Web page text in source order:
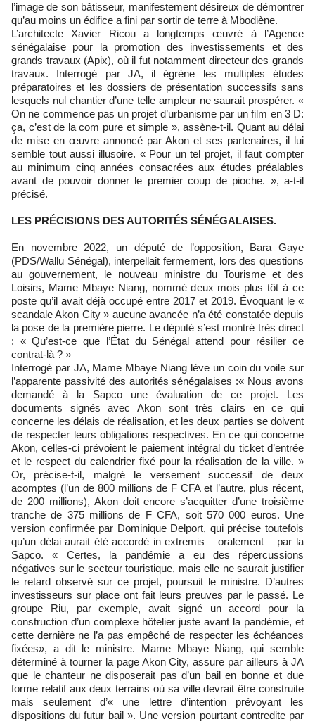
l’image de son bâtisseur, manifestement désireux de démontrer
qu’au moins un édifice a fini par sortir de terre à Mbodiène.
L’architecte Xavier Ricou a longtemps œuvré à l’Agence
sénégalaise pour la promotion des investissements et des
grands travaux (Apix), où il fut notamment directeur des grands
travaux. Interrogé par JA, il égrène les multiples études
préparatoires et les dossiers de présentation successifs sans
lesquels nul chantier d’une telle ampleur ne saurait prospérer. «
On ne commence pas un projet d’urbanisme par un film en 3 D:
ça, c’est de la com pure et simple », assène-t-il. Quant au délai
de mise en œuvre annoncé par Akon et ses partenaires, il lui
semble tout aussi illusoire. « Pour un tel projet, il faut compter
au minimum cinq années consacrées aux études préalables
avant de pouvoir donner le premier coup de pioche. », a-t-il
précisé.
LES PRÉCISIONS DES AUTORITÉS SÉNÉGALAISES.
En novembre 2022, un député de l’opposition, Bara Gaye
(PDS/Wallu Sénégal), interpellait fermement, lors des questions
au gouvernement, le nouveau ministre du Tourisme et des
Loisirs, Mame Mbaye Niang, nommé deux mois plus tôt à ce
poste qu’il avait déjà occupé entre 2017 et 2019. Évoquant le «
scandale Akon City » aucune avancée n’a été constatée depuis
la pose de la première pierre. Le député s’est montré très direct
: « Qu’est-ce que l’État du Sénégal attend pour résilier ce
contrat-là ? »
Interrogé par JA, Mame Mbaye Niang lève un coin du voile sur
l’apparente passivité des autorités sénégalaises :« Nous avons
demandé à la Sapco une évaluation de ce projet. Les
documents signés avec Akon sont très clairs en ce qui
concerne les délais de réalisation, et les deux parties se doivent
de respecter leurs obligations respectives. En ce qui concerne
Akon, celles-ci prévoient le paiement intégral du ticket d’entrée
et le respect du calendrier fixé pour la réalisation de la ville. »
Or, précise-t-il, malgré le versement successif de deux
acomptes (l’un de 800 millions de F CFA et l’autre, plus récent,
de 200 millions), Akon doit encore s’acquitter d’une troisième
tranche de 375 millions de F CFA, soit 570 000 euros. Une
version confirmée par Dominique Delport, qui précise toutefois
qu’un délai aurait été accordé in extremis – oralement – par la
Sapco. « Certes, la pandémie a eu des répercussions
négatives sur le secteur touristique, mais elle ne saurait justifier
le retard observé sur ce projet, poursuit le ministre. D’autres
investisseurs sur place ont fait leurs preuves par le passé. Le
groupe Riu, par exemple, avait signé un accord pour la
construction d’un complexe hôtelier juste avant la pandémie, et
cette dernière ne l’a pas empêché de respecter les échéances
fixées», a dit le ministre. Mame Mbaye Niang, qui semble
déterminé à tourner la page Akon City, assure par ailleurs à JA
que le chanteur ne disposerait pas d’un bail en bonne et due
forme relatif aux deux terrains où sa ville devrait être construite
mais seulement d’« une lettre d’intention prévoyant les
dispositions du futur bail ». Une version pourtant contredite par